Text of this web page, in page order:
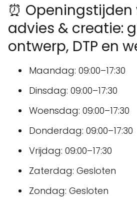
⏰
advies & creatie:
ontwerp, DTP en
Maandag: 09:00–17:30
Dinsdag: 09:00–17:30
Woensdag: 09:00–17:30
Donderdag: 09:00–17:30
Vrijdag: 09:00–17:30
Zaterdag: Gesloten
Zondag: Gesloten